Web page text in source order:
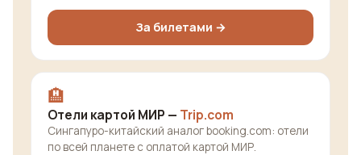
За билетами →
🏨
Отели картой МИР — Trip.com
Сингапуро-китайский аналог booking.com: отели
по всей планете с оплатой картой МИР.